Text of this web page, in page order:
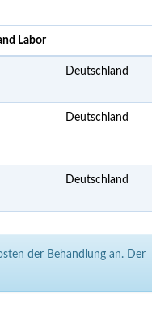
Labor
Deutschland
Deutschland
Deutschland
der Behandlung an. Der